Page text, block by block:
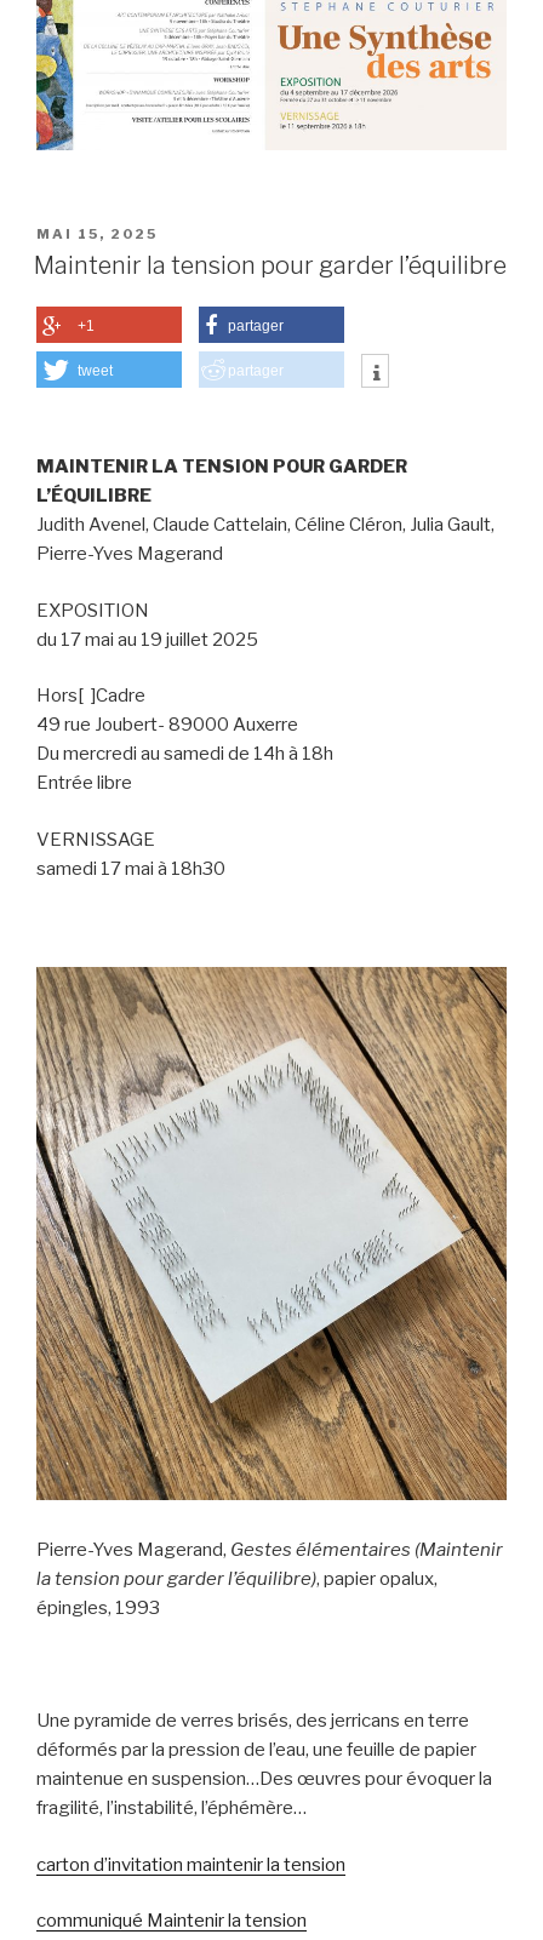
PUBLIÉ
LE
MAI 15, 2025
Maintenir la tension pour garder l’équilibre
+1 partager
tweet partager
MAINTENIR LA TENSION POUR GARDER
L’ÉQUILIBRE
Judith Avenel, Claude Cattelain, Céline Cléron, Julia Gault,
Pierre-Yves Magerand
EXPOSITION
du 17 mai au 19 juillet 2025
Hors[ ]Cadre
49 rue Joubert- 89000 Auxerre
Du mercredi au samedi de 14h à 18h
Entrée libre
VERNISSAGE
samedi 17 mai à 18h30
Pierre-Yves Magerand, Gestes élémentaires (Maintenir
la tension pour garder l’équilibre), papier opalux,
épingles, 1993
Une pyramide de verres brisés, des jerricans en terre
déformés par la pression de l’eau, une feuille de papier
maintenue en suspension…Des œuvres pour évoquer la
fragilité, l’instabilité, l’éphémère…
carton d’invitation maintenir la tension
communiqué Maintenir la tension